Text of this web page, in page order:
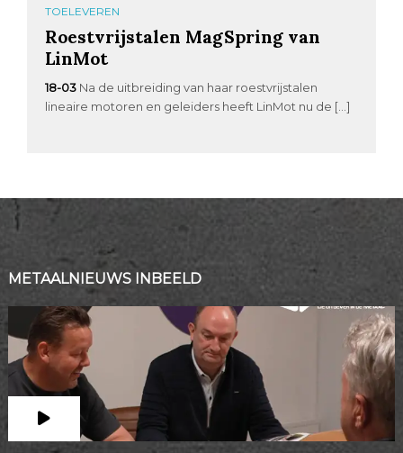
TOELEVEREN
Roestvrijstalen MagSpring van
LinMot
18-03 Na de uitbreiding van haar roestvrijstalen
lineaire motoren en geleiders heeft LinMot nu de […]
METAALNIEUWS INBEELD